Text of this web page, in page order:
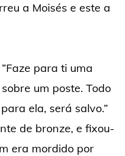
a Moisés e este a
para ti uma
um poste. Todo
ela, será salvo.”
de bronze, e fixou-
era mordido por